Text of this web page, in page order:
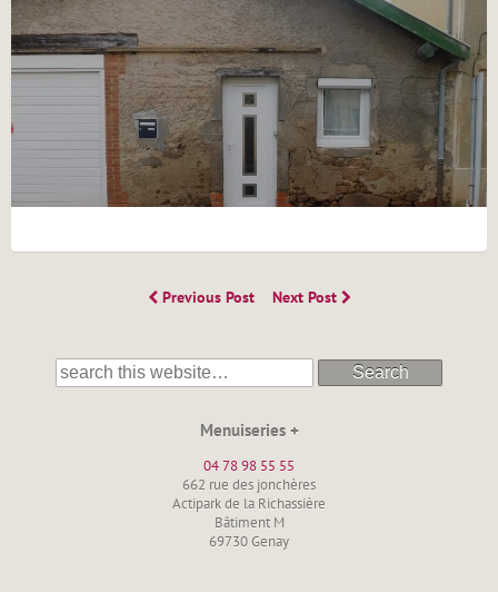
Previous Post Next Post
Search
Menuiseries +
04 78 98 55 55
662 rue des jonchères
Actipark de la Richassière
Bâtiment M
69730 Genay